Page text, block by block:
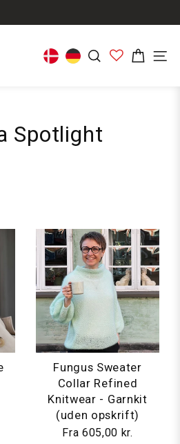
Spotlight
Fungus Sweater
Collar Refined
Knitwear - Garnkit
(uden opskrift)
Fra 605,00 kr.